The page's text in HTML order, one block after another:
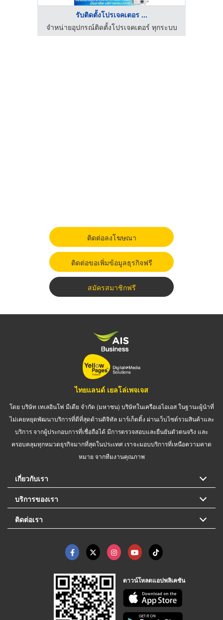
รับติดตั้งโปรเจคเตอร ...
จำหน่ายอุปกรณ์ติดตั้งโปรเจคเตอร์ ทุกระบบ
ติดต่อลงโฆษณา
ติดต่อขอเพิ่มข้อมูลธุรกิจฟรี
สมัครสมาชิกฟรี
ไทยแลนด์ เยลโล่เพจเจส
โดย บริษัท เทเลอินโฟ มีเดีย จำกัด (มหาชน) บริษัทในเครือเอไอเอส ในฐานะผู้นำที่
ไม่เคยหยุดพัฒนาบริการที่ดีที่สุดด้านดิจิทัล มาร์เก็ตติ้ง ผ่านเว็บไซต์รวมสินค้าและ
บริการ จากผู้ประกอบการที่เชื่อถือได้ มีการตรวจสอบและยืนยันตัวตนจริง และ
ครอบคลุมทุกหมวดธุรกิจมากที่สุดในประเทศ เราจะมอบบริการที่เหนือความคาด
หมาย จากทีมงานคุณภาพ
เกี่ยวกับเรา
บริการของเรา
ติดต่อเรา
ดาวน์โหลดแอปพลิเคชัน